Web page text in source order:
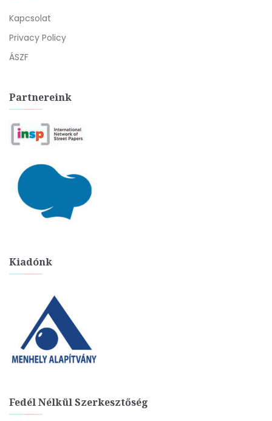
Kapcsolat
Privacy Policy
ÁSZF
Partnereink
Kiadónk
Fedél Nélkül Szerkesztőség